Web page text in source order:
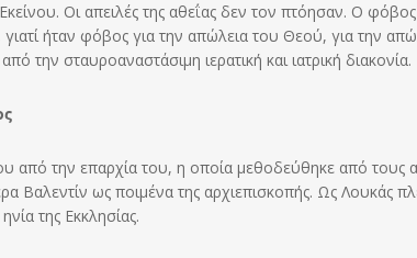
Οι απειλές της αθεΐας δεν τον πτόησαν. Ο
ήταν φόβος για την απώλεια του Θεού, για την
την σταυροαναστάσιμη ιερατική και ιατρική διακονία.
από την επαρχία του, η οποία μεθοδεύθηκε από τους
Βαλεντίν ως ποιμένα της αρχιεπισκοπής. Ως Λουκάς
της Εκκλησίας.